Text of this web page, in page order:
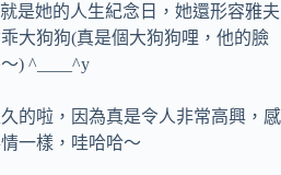
是她的人生紀念日，她還形容雅夫
大狗狗(真是個大狗狗哩，他的臉
) ^____^y
的啦，因為真是令人非常高興，感
一樣，哇哈哈～